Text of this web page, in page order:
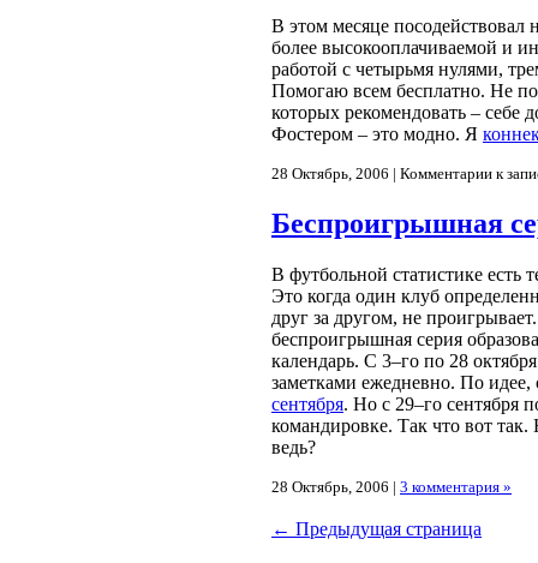
В этом месяце
более высокооплачиваемой и
работой с четырьмя нулями,
Помогаю всем бесплатно. Не
которых рекомендовать –
Фостером – это модно. Я
28 Октябрь, 2006 | Комментарии к
Беспроигрышная
В футбольной статистике есть
Это когда один клуб
друг за другом, не
беспроигрышная серия
календарь. С 3–го по 28
заметками ежедневно. По идее,
сентября. Но с 29–го сентября
командировке. Так что вот
ведь?
28 Октябрь, 2006 | 3 комментария »
← Предыдущая страница